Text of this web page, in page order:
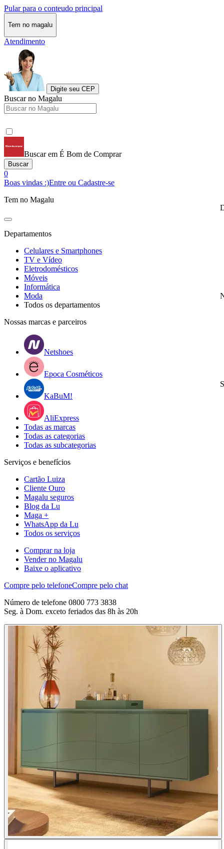
Pular para o conteudo principal
Tem no magalu
Atendimento
Digite seu CEP
Buscar no Magalu
Buscar em É Bom de Comprar
Buscar
0
Boas vindas :)Entre ou Cadastre-se
Tem no Magalu
Departamentos
Celulares e Smartphones
TV e Vídeo
Eletrodomésticos
Móveis
Informática
Moda
Todos os departamentos
Nossas marcas e parceiros
Netshoes
Epoca Cosméticos
KaBuM!
AliExpress
Todas as marcas
Todas as categorias
Todas as subcategorias
Serviços e benefícios
Cartão Luiza
Cliente Ouro
Magalu seguros
Blog da Lu
Maga +
WhatsApp da Lu
Todos os serviços
Comprar na loja
Vender no Magalu
Baixe o aplicativo
Compre pelo telefoneCompre pelo chat
Número de telefone 0800 773 3838
Seg. à Dom. exceto feriados das 8h às 20h